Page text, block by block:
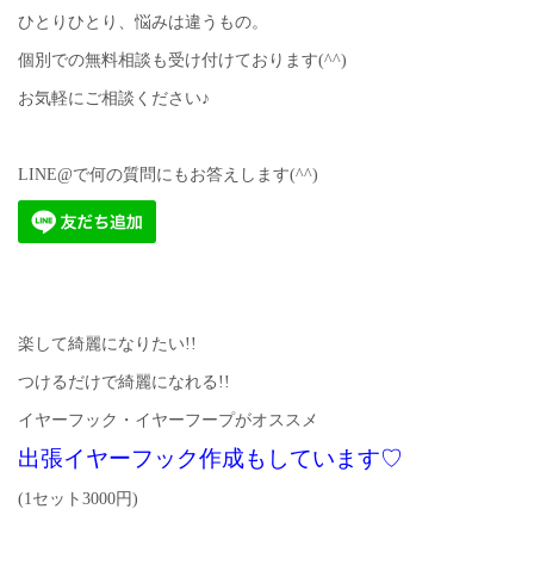
ひとりひとり、悩みは違うもの。
個別での無料相談も受け付けております(^^)
お気軽にご相談ください♪
LINE@で何の質問にもお答えします(^^)
楽して綺麗になりたい!!
つけるだけで綺麗になれる!!
イヤーフック・イヤーフープがオススメ
出張イヤーフック作成もしています♡
(1セット3000円)